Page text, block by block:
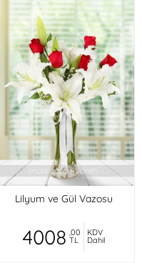
Lilyum ve Gül Vazosu
4008 ,00
TL
KDV
Dahil